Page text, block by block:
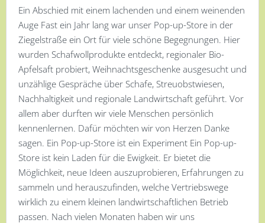
Ein Abschied mit einem lachenden und einem weinenden
Auge Fast ein Jahr lang war unser Pop-up-Store in der
Ziegelstraße ein Ort für viele schöne Begegnungen. Hier
wurden Schafwollprodukte entdeckt, regionaler Bio-
Apfelsaft probiert, Weihnachtsgeschenke ausgesucht und
unzählige Gespräche über Schafe, Streuobstwiesen,
Nachhaltigkeit und regionale Landwirtschaft geführt. Vor
allem aber durften wir viele Menschen persönlich
kennenlernen. Dafür möchten wir von Herzen Danke
sagen. Ein Pop-up-Store ist ein Experiment Ein Pop-up-
Store ist kein Laden für die Ewigkeit. Er bietet die
Möglichkeit, neue Ideen auszuprobieren, Erfahrungen zu
sammeln und herauszufinden, welche Vertriebswege
wirklich zu einem kleinen landwirtschaftlichen Betrieb
passen. Nach vielen Monaten haben wir uns